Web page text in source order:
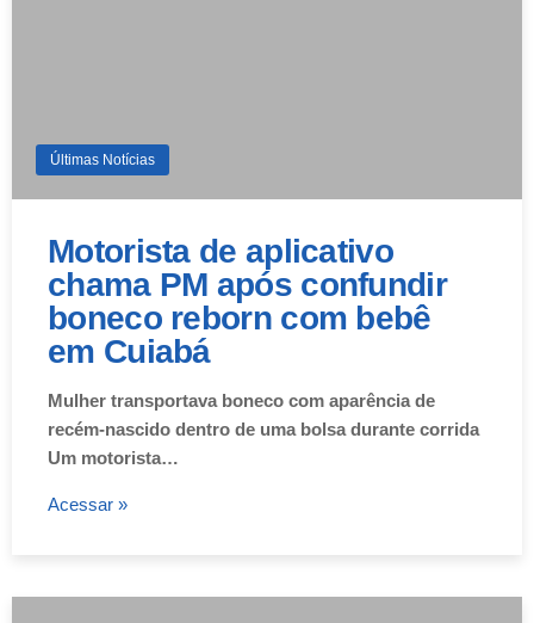
Últimas Notícias
Motorista de aplicativo
chama PM após confundir
boneco reborn com bebê
em Cuiabá
Mulher transportava boneco com aparência de
recém-nascido dentro de uma bolsa durante corrida
Um motorista…
Acessar »